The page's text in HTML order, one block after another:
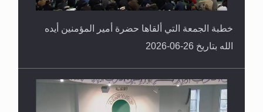
خطبة الجمعة التي ألقاها حضرة أمير المؤمنين أيده
الله بتاريخ 26-06-2026